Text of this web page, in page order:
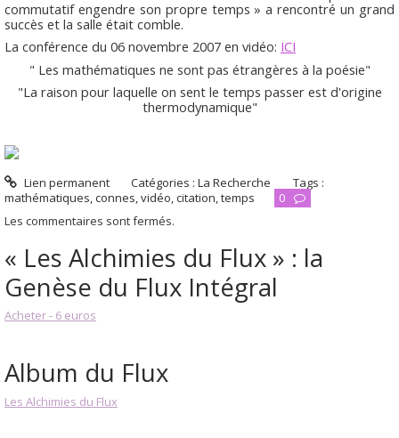
commutatif engendre son propre temps » a rencontré un grand
succès et la salle était comble.
La conférence du 06 novembre 2007 en vidéo: ICI
" Les mathématiques ne sont pas étrangères à la poésie"
"La raison pour laquelle on sent le temps passer est d'origine
thermodynamique"
Lien permanent Catégories :La Recherche
Tags :
mathématiques,connes,vidéo,citation,temps
0
Les commentaires sont fermés.
« Les Alchimies du Flux » : la
Genèse du Flux Intégral
Acheter - 6 euros
Album du Flux
Les Alchimies du Flux